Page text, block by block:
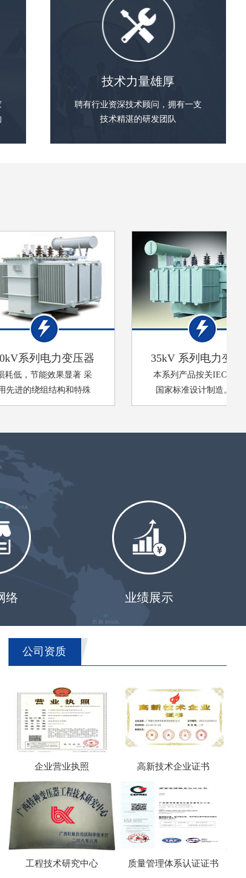
技术力量雄厚
聘有行业资深技术顾问，拥有一支
技术精湛的研发团队
系列电力变压器
低，节能效果显著 采
进的绕组结构和特殊
端面支撑，产品具
路能力
35kV 系列电力变压器
本系列产品按关IEC标准、
国家标准设计制造。采用
新型绝缘结构及可靠的机
好，抗短路能力强。大中
络 业绩展示
公司资质
企业营业执照 高新技术企业证书
工程技术研究中心 质量管理体系认证证书